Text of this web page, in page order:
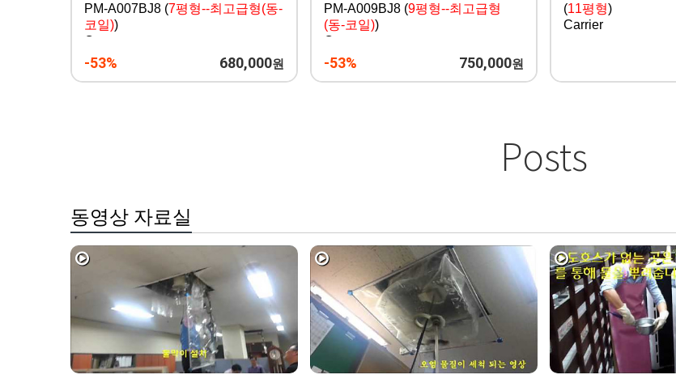
PM-A007BJ8 (7평형--최고급형(동-
코일))
Century
-53% 680,000원
PM-A009BJ8 (9평형--최고급형
(동-코일))
Century
-53% 750,000원
(11평형)
Carrier
Posts
동영상 자료실